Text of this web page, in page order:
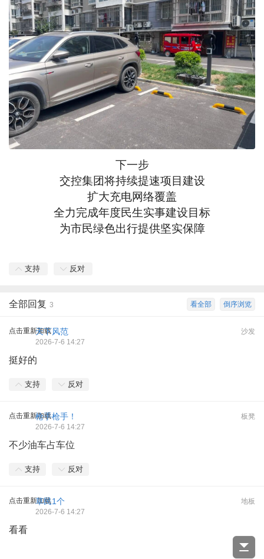
下一步
交控集团将持续提速项目建设
扩大充电网络覆盖
全力完成年度民生实事建设目标
为市民绿色出行提供坚实保障
支持 反对
倒序浏览
看全部
全部回复 3
点击重新加载 沙发
天下风范
2026-7-6 14:27
挺好的
支持 反对
点击重新加载 板凳
枪手枪手！
2026-7-6 14:27
不少油车占车位
支持 反对
点击重新加载 地板
草民1个
2026-7-6 14:27
看看